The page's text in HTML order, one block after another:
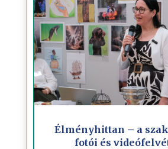
Élményhittan – a
fotói és